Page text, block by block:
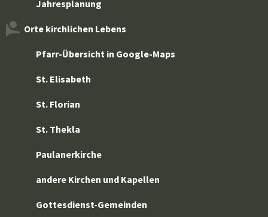
Jahresplanung
Orte kirchlichen Lebens
Pfarr-Übersicht in Google-Maps
St. Elisabeth
St. Florian
St. Thekla
Paulanerkirche
andere Kirchen und Kapellen
Gottesdienst-Gemeinden